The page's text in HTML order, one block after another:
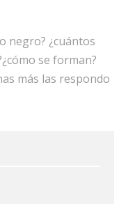
negro? ¿cuántos
se forman?
más las respondo